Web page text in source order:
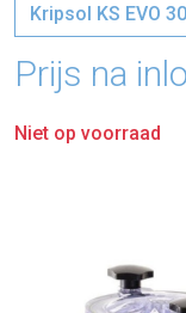
Kripsol KS EVO
Prijs na
Niet op voorraad